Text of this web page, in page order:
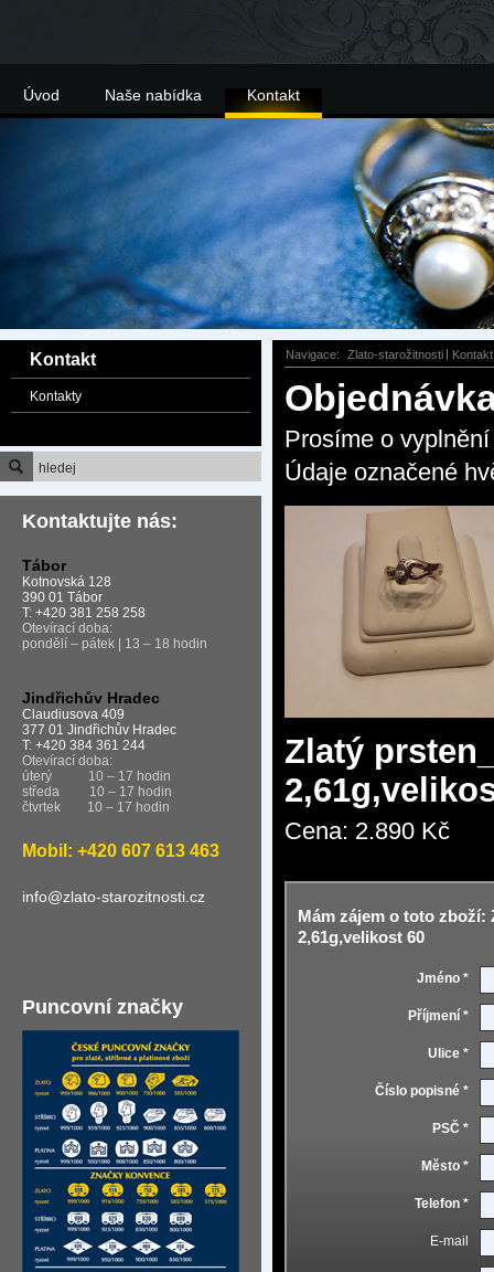
Úvod Naše nabídka Kontakt
Kontakt
Kontakty
Kontaktujte nás:
Tábor
Kotnovská 128
390 01 Tábor
T: +420 381 258 258
Otevírací doba:
pondělí – pátek | 13 – 18 hodin
Jindřichův Hradec
Claudiusova 409
377 01 Jindřichův Hradec
T: +420 384 361 244
Otevírací doba:
úterý 10 – 17 hodin
středa 10 – 17 hodin
čtvrtek 10 – 17 hodin
Mobil: +420 607 613 463
info@zlato-starozitnosti.cz
Puncovní značky
Navigace: Zlato-starožitnosti Kontakt
Prosíme o
Údaje označené
Zlatý
Cena: 2.890 Kč
Mám zájem o toto zboží:
2,61g,velikost 60
Jméno *
Příjmení *
Ulice *
Číslo popisné *
PSČ *
Město *
Telefon *
E-mail